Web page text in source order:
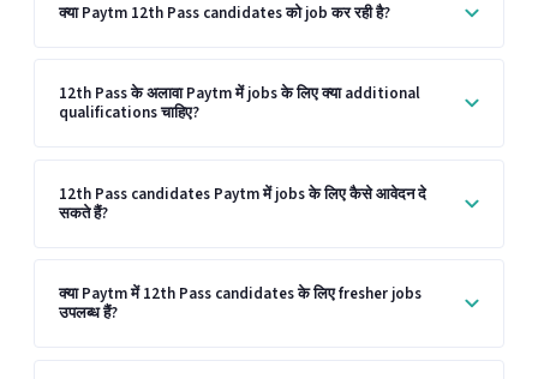
क्या Paytm 12th Pass candidates को job कर रही है?
12th Pass के अलावा Paytm में jobs के लिए क्या additional
qualifications चाहिए?
12th Pass candidates Paytm में jobs के लिए कैसे आवेदन दे
सकते हैं?
क्या Paytm में 12th Pass candidates के लिए fresher jobs
उपलब्ध हैं?